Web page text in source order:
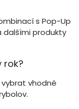
s Pop-Up
dalšími produkty
rok?
vhodné